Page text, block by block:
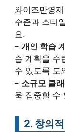
와이즈만영
수준과 스타
요.
– 개인 학습
습 계획을 수
수 있도록 도
– 소규모 클
욱 집중할 수
2. 창의